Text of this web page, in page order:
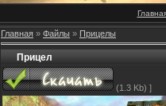
Главная » Файлы » Прицелы
Прицел
(1.3 Kb) ]